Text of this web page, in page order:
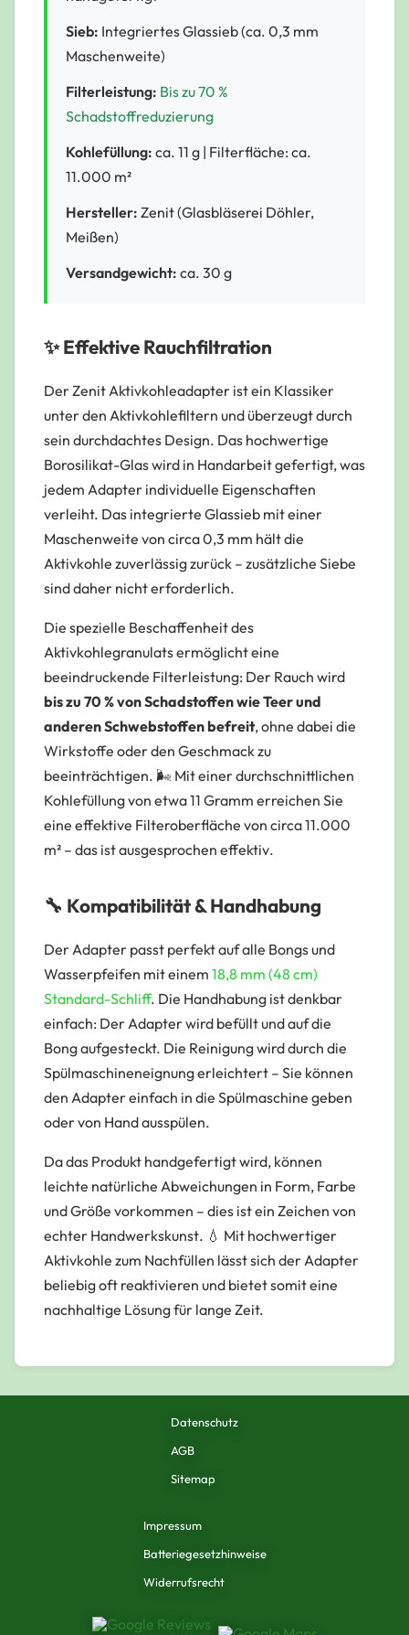
Sieb: Integriertes Glassieb (ca. 0,3 mm
Maschenweite)
Filterleistung: Bis zu 70 %
Schadstoffreduzierung
Kohlefüllung: ca. 11 g | Filterfläche: ca.
11.000 m²
Hersteller: Zenit (Glasbläserei Döhler,
Meißen)
Versandgewicht: ca. 30 g
✨ Effektive Rauchfiltration
Der Zenit Aktivkohleadapter ist ein Klassiker
unter den Aktivkohlefiltern und überzeugt durch
sein durchdachtes Design. Das hochwertige
Borosilikat-Glas wird in Handarbeit gefertigt, was
jedem Adapter individuelle Eigenschaften
verleiht. Das integrierte Glassieb mit einer
Maschenweite von circa 0,3 mm hält die
Aktivkohle zuverlässig zurück – zusätzliche Siebe
sind daher nicht erforderlich.
Die spezielle Beschaffenheit des
Aktivkohlegranulats ermöglicht eine
beeindruckende Filterleistung: Der Rauch wird
bis zu 70 % von Schadstoffen wie Teer und
anderen Schwebstoffen befreit, ohne dabei die
Wirkstoffe oder den Geschmack zu
beeinträchtigen. 🌬️ Mit einer durchschnittlichen
Kohlefüllung von etwa 11 Gramm erreichen Sie
eine effektive Filteroberfläche von circa 11.000
m² – das istausgesprochen effektiv.
🔧 Kompatibilität & Handhabung
Der Adapter passt perfekt auf alle Bongs und
Wasserpfeifen mit einem 18,8 mm (48 cm)
Standard-Schliff. Die Handhabung ist denkbar
einfach: Der Adapter wird befüllt und auf die
Bong aufgesteckt. Die Reinigung wird durch die
Spülmaschineneignung erleichtert – Sie können
den Adapter einfach in die Spülmaschine geben
oder von Hand ausspülen.
Da das Produkt handgefertigt wird, können
leichte natürliche Abweichungen in Form, Farbe
und Größe vorkommen – dies ist ein Zeichen von
echter Handwerkskunst. 💧 Mit hochwertiger
Aktivkohle zum Nachfüllen lässt sich der Adapter
beliebig oft reaktivieren und bietet somit eine
nachhaltige Lösung für lange Zeit.
Datenschutz
AGB
Sitemap
Impressum
Batteriegesetzhinweise
Widerrufsrecht